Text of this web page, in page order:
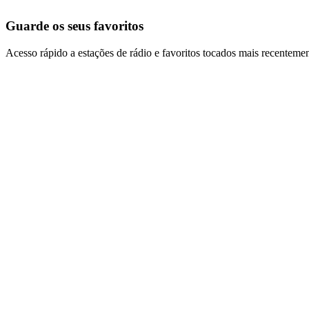
Guarde os seus favoritos
Acesso rápido a estações de rádio e favoritos tocados mais